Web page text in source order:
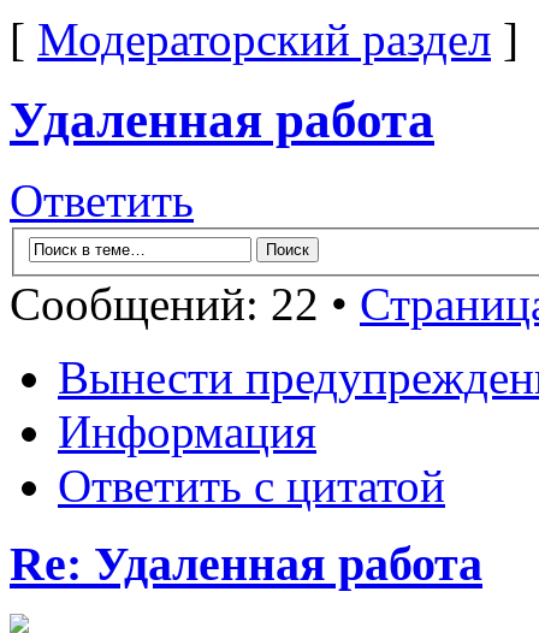
[ Модераторский раздел ]
Удаленная работа
Ответить
Сообщений: 22 •
Вынести
Информация
Ответить с цитатой
Re: Удаленная работа